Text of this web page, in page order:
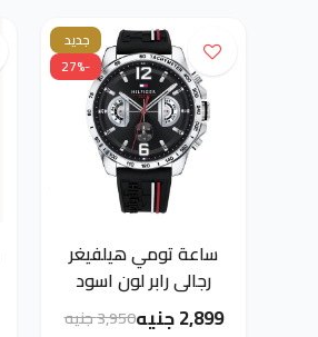
جديد
-27%
ساعة تومي هيلفيغر
رجالى رابر لون اسود
وميناء اسود2,899 جنيه 3,950 جنيه